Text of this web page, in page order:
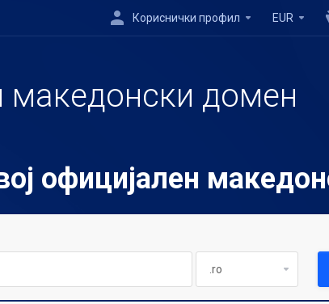
Кориснички профил EUR
македонски домен
официјален